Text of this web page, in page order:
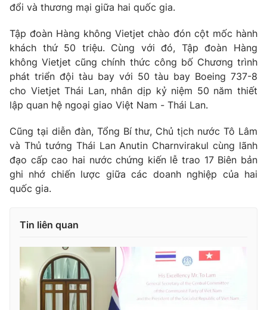
đổi và thương mại giữa hai quốc gia.
Tập đoàn Hàng không Vietjet chào đón cột mốc hành
khách thứ 50 triệu. Cùng với đó, Tập đoàn Hàng
không Vietjet cũng chính thức công bố Chương trình
phát triển đội tàu bay với 50 tàu bay Boeing 737-8
cho Vietjet Thái Lan, nhân dịp kỷ niệm 50 năm thiết
lập quan hệ ngoại giao Việt Nam - Thái Lan.
Cũng tại diễn đàn, Tổng Bí thư, Chủ tịch nước Tô Lâm
và Thủ tướng Thái Lan Anutin Charnvirakul cùng lãnh
đạo cấp cao hai nước chứng kiến lễ trao 17 Biên bản
ghi nhớ chiến lược giữa các doanh nghiệp của hai
quốc gia.
Tin liên quan